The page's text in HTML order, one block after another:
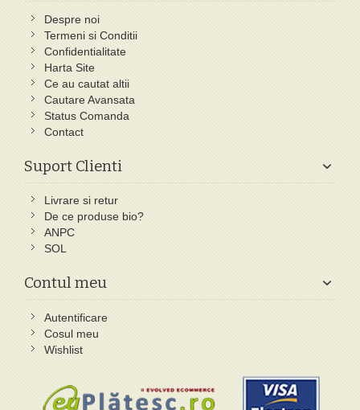
Despre noi
Termeni si Conditii
Confidentialitate
Harta Site
Ce au cautat altii
Cautare Avansata
Status Comanda
Contact
Suport Clienti
Livrare si retur
De ce produse bio?
ANPC
SOL
Contul meu
Autentificare
Cosul meu
Wishlist